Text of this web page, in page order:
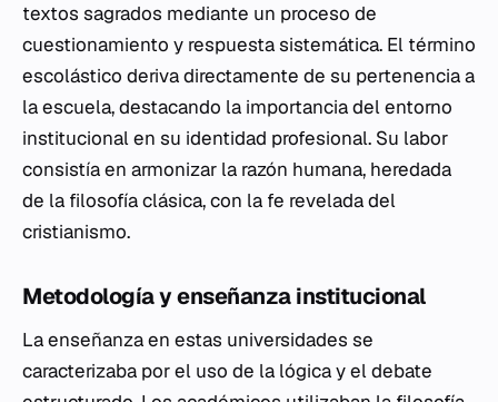
textos sagrados mediante un proceso de
cuestionamiento y respuesta sistemática. El término
escolástico deriva directamente de su pertenencia a
la escuela, destacando la importancia del entorno
institucional en su identidad profesional. Su labor
consistía en armonizar la razón humana, heredada
de la filosofía clásica, con la fe revelada del
cristianismo.
Metodología y enseñanza institucional
La enseñanza en estas universidades se
caracterizaba por el uso de la lógica y el debate